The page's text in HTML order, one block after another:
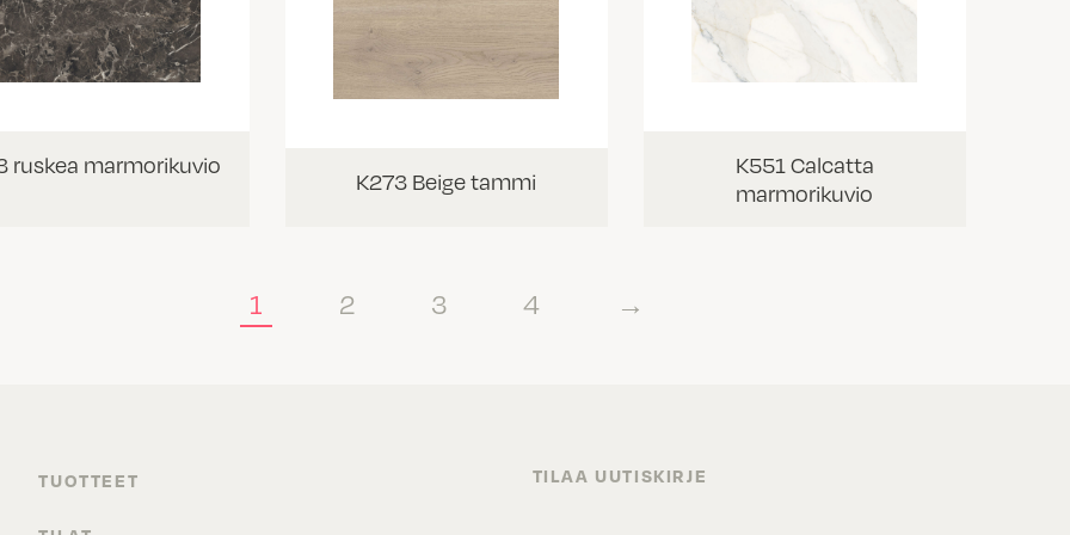
ruskea marmorikuvio
K273 Beige tammi
K551 Calcatta
marmorikuvio
1 2 3 4 →
TUOTTEET TILAA UUTISKIRJE